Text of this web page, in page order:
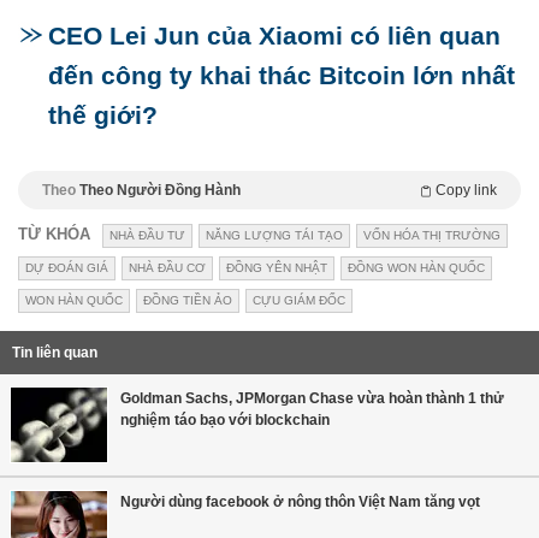
CEO Lei Jun của Xiaomi có liên quan
đến công ty khai thác Bitcoin lớn nhất
thế giới?
Theo Theo Người Đồng Hành Copy link
TỪ KHÓA NHÀ ĐẦU TƯ NĂNG LƯỢNG TÁI TẠO VỐN HÓA THỊ TRƯỜNG
DỰ ĐOÁN GIÁ NHÀ ĐẦU CƠ ĐỒNG YÊN NHẬT ĐỒNG WON HÀN QUỐC
WON HÀN QUỐC ĐỒNG TIỀN ẢO CỰU GIÁM ĐỐC
Tin liên quan
Goldman Sachs, JPMorgan Chase vừa hoàn thành 1 thử
nghiệm táo bạo với blockchain
Người dùng facebook ở nông thôn Việt Nam tăng vọt